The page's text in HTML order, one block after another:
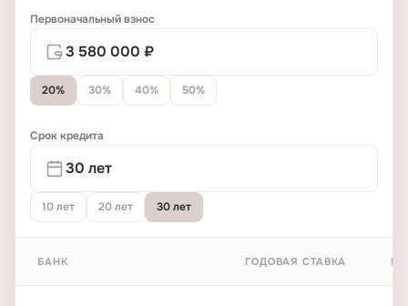
Первоначальный взнос
20% 30% 40% 50%
Срок кредита
10 лет 20 лет 30 лет
БАНК ГОДОВАЯ СТАВКА